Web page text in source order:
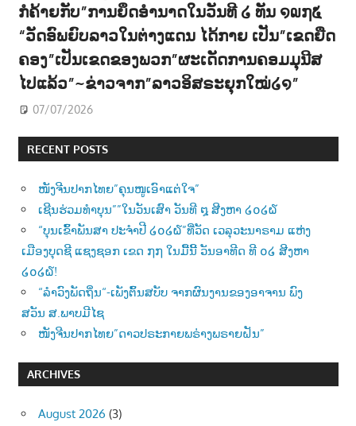
ກໍຄ້າຍກັບ”ການຍຶດອຳນາດໃນວັນທີ ໒ ທັນ ໑໙໗໕
“ວັດອົພຍົບລາວໃນຕ່າງແດນ ໄດ້ກາຍ ເປັນ”ເຂດຍືດ
ຄອງ”ເປັນເຂດຂອງພວກ”ຜະເດັດການຄອມມຸນີສ
ໄປແລ້ວ”~ຂ່າວຈາກ”ລາວອິສຣະຍຸກໃໝ່໒໑”
07/07/2026
RECENT POSTS
ໜັງຈີນປາກໄທຍ”ຄຸນໜູເອົາແຕ່ໃຈ”
ເຊີນຮ່ວມທຳບຸນ””ໃນວັນເສົາ ວັນທີ ໘ ສີງຫາ ໒໐໒໖
“ບຸນເຂົ້າພັນສາ ປະຈຳປີ ໒໐໒໖”ທີ່ວັດ ເວລຸວະນາຣາມ ແຫ່ງ
ເມືອງບຸດຊີ ແຊງຊອກ ເຂດ ໗໗ ໃນມື້ນີ້ ວັນອາທີດ ທີ ໐໒ ສີງຫາ
໒໐໒໖!
“ລຳວົງພັດຖິ່ນ“-ເພັງຕົ້ນສບັບ ຈາກຜົນງານຂອງອາຈານ ພົງ
ສວັນ ສ.ພາບມີໄຊ
ໜັງຈີນປາກໄທຍ”ດາວປຣະກາຍພຣ່າງພຣາຍຝັນ”
ARCHIVES
August 2026 (3)